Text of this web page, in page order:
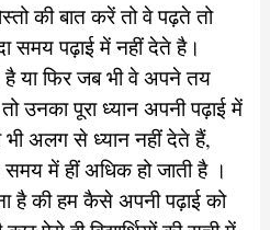
की बात करें तो वे पढ़ते तो
समय पढ़ाई में नहीं देते है।
या फिर जब भी वे अपने तय
पूरा ध्यान अपनी पढ़ाई में
भी अलग से ध्यान नहीं देते हैं,
में हीं अधिक हो जाती है ।
है की हम कैसे अपनी पढ़ाई को